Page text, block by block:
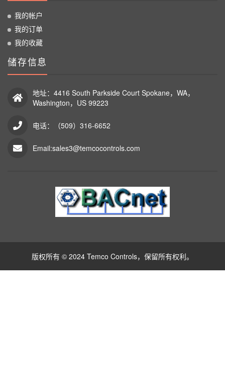
我的帐户
我的订单
我的收藏
储存信息
地址：4416 South Parkside Court Spokane，WA，
Washington，US 99223
电话：（509）316-6652
Email:sales3@temcocontrols.com
版权所有 © 2024 Temco Controls，保留所有权利。